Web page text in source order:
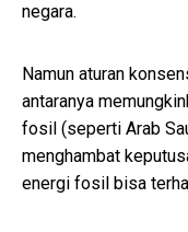
negara.
Namun aturan
antaranya
fosil (seperti Arab
menghambat
energi fosil bisa